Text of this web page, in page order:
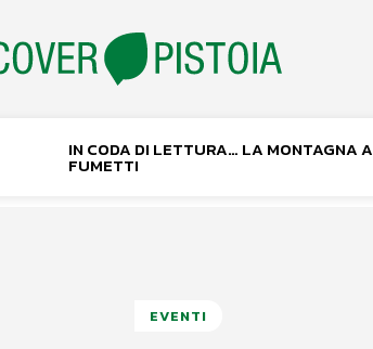
IN CODA DI LETTURA… LA MONTAGNA A
FUMETTI
EVENTI